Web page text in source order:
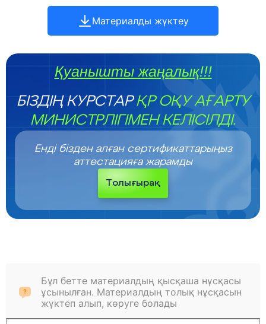
Материалды жүктеу
Қуанышты жаңалық!!!
БІЗДІҢ КУРСТАРҚР ОҚУ АҒАРТУ
МИНИСТРЛІГІМЕН КЕЛІСІЛДІ.
Енді бізден алған сертификаттарыңыз
аттестацияға жарамды
Толығырақ
Бұл бетте материалдың қысқаша нұсқасы
ұсынылған. Материалдың толық нұсқасын
жүктеп алып, көруге болады